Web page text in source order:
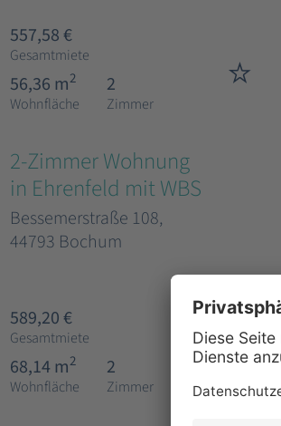
557,58 €
Gesamtmiete
56,36 m2
Wohnfläche
2
Zimmer
2-Zimmer Wohnung
in Ehrenfeld mit WBS
Bessemerstraße 108,
44793 Bochum
589,20 €
Gesamtmiete
68,14 m2
Wohnfläche
2
Zimmer